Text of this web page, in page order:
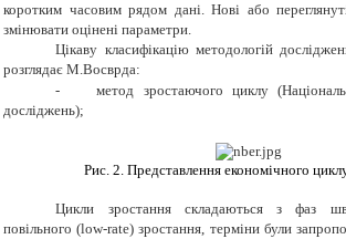
коротким часовим рядом дані. Нові або
змінювати оцінені параметри.
Цікаву класифікацію методологій
розглядає М.Восврда:
-
метод зростаючого циклу
досліджень);
Рис. 2. Представлення економічного
Цикли зростання складаються з фаз
повільного (low-rate) зростання, терміни були